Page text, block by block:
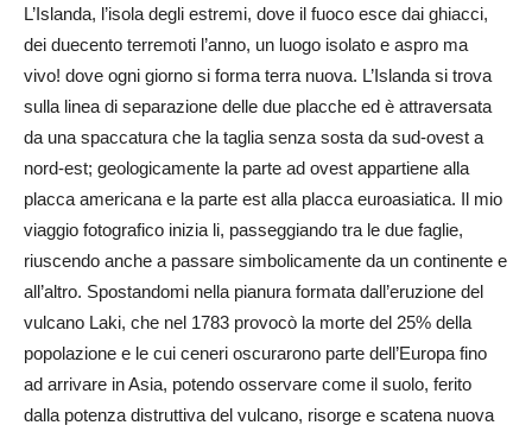
L’Islanda, l’isola degli estremi, dove il fuoco esce dai ghiacci,
dei duecento terremoti l’anno, un luogo isolato e aspro ma
vivo! dove ogni giorno si forma terra nuova. L’Islanda si trova
sulla linea di separazione delle due placche ed è attraversata
da una spaccatura che la taglia senza sosta da sud-ovest a
nord-est; geologicamente la parte ad ovest appartiene alla
placca americana e la parte est alla placca euroasiatica. Il mio
viaggio fotografico inizia li, passeggiando tra le due faglie,
riuscendo anche a passare simbolicamente da un continente e
all’altro. Spostandomi nella pianura formata dall’eruzione del
vulcano Laki, che nel 1783 provocò la morte del 25% della
popolazione e le cui ceneri oscurarono parte dell’Europa fino
ad arrivare in Asia, potendo osservare come il suolo, ferito
dalla potenza distruttiva del vulcano, risorge e scatena nuova